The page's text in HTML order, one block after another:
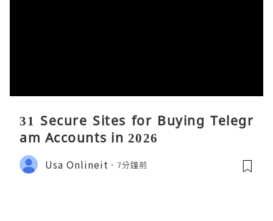
31 Secure Sites for Buying Telegr
am Accounts in 2026
Usa Onlineit 7分鐘前